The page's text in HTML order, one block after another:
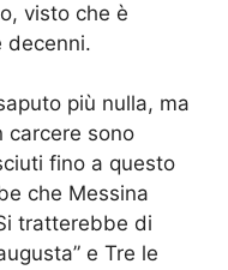
visto che è
decenni.
più nulla, ma
carcere sono
fino a questo
che Messina
tratterebbe di
e Tre le